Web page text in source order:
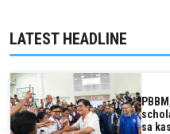
LATEST HEADLINE
sa